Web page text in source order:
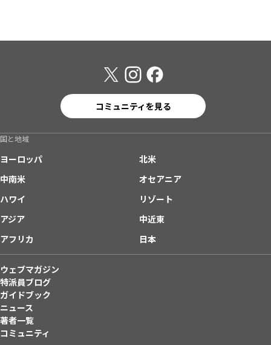
コミュニティを見る
国と地域
ヨーロッパ
北米
中南米
オセアニア
ハワイ
リゾート
アジア
中近東
アフリカ
日本
ウェブマガジン
特派員ブログ
ガイドブック
ニュース
著者一覧
コミュニティ